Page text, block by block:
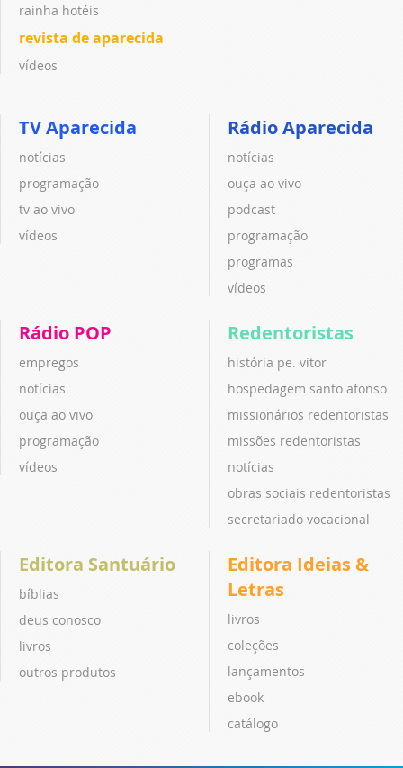
rainha hotéis
revista de aparecida
vídeos
TV Aparecida
notícias
programação
tv ao vivo
vídeos
Rádio Aparecida
notícias
ouça ao vivo
podcast
programação
programas
vídeos
Rádio POP
empregos
notícias
ouça ao vivo
programação
vídeos
Redentoristas
história pe. vitor
hospedagem santo afonso
missionários redentoristas
missões redentoristas
notícias
obras sociais redentoristas
secretariado vocacional
Editora Santuário
bíblias
deus conosco
livros
outros produtos
Editora Ideias &
Letras
livros
coleções
lançamentos
ebook
catálogo